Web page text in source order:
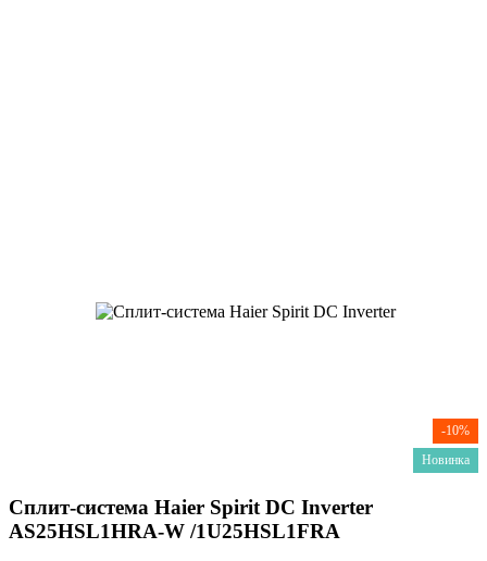
-10%
Новинка
Сплит-система Haier Spirit DC Inverter
AS25HSL1HRA-W /1U25HSL1FRA